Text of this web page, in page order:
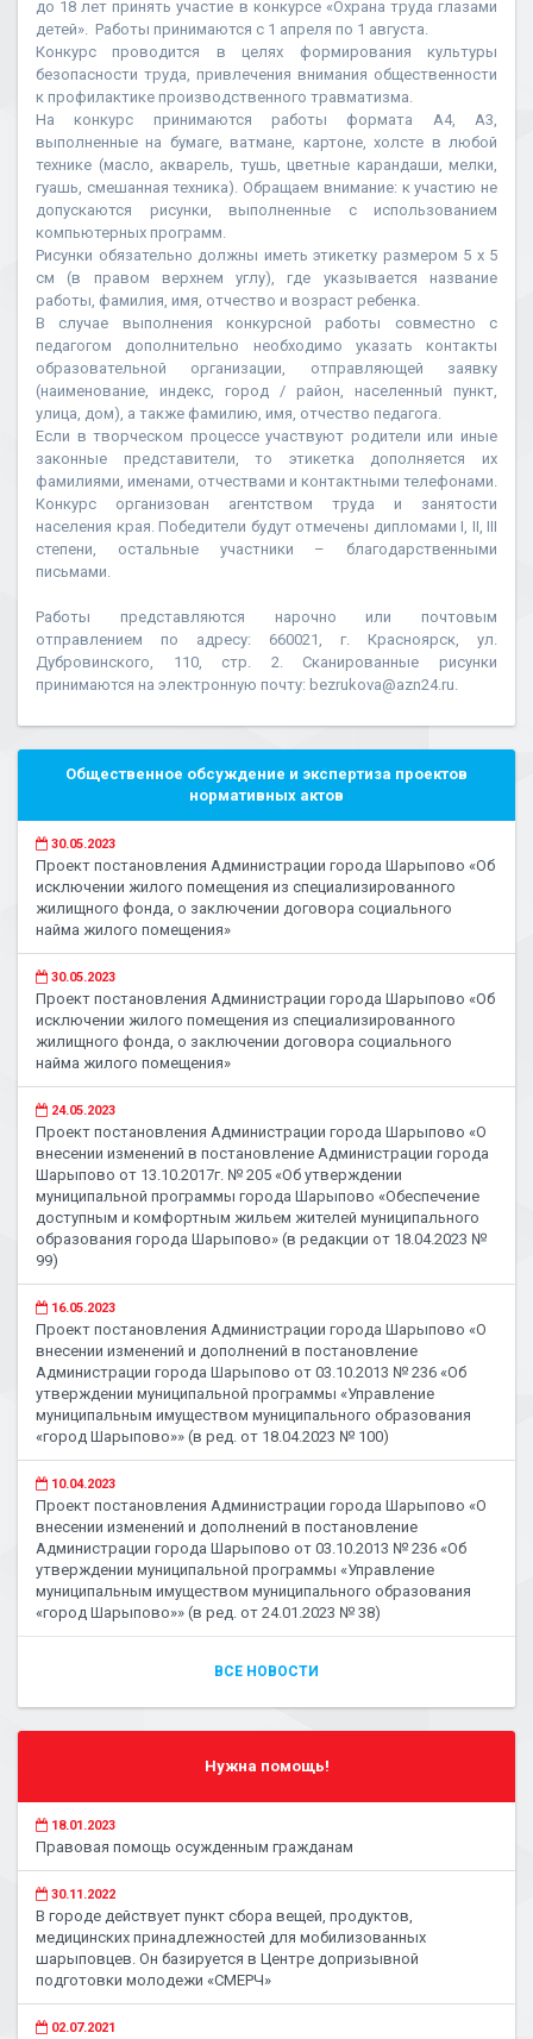
до 18 лет принять участие в конкурсе «Охрана труда глазами
детей». Работы принимаются с 1 апреля по 1 августа.
Конкурс проводится в целях формирования культуры
безопасности труда, привлечения внимания общественности
к профилактике производственного травматизма.
На конкурс принимаются работы формата А4, А3,
выполненные на бумаге, ватмане, картоне, холсте в любой
технике (масло, акварель, тушь, цветные карандаши, мелки,
гуашь, смешанная техника). Обращаем внимание: к участию не
допускаются рисунки, выполненные с использованием
компьютерных программ.
Рисунки обязательно должны иметь этикетку размером 5 х 5
см (в правом верхнем углу), где указывается название
работы, фамилия, имя, отчество и возраст ребенка.
В случае выполнения конкурсной работы совместно с
педагогом дополнительно необходимо указать контакты
образовательной организации, отправляющей заявку
(наименование, индекс, город / район, населенный пункт,
улица, дом), а также фамилию, имя, отчество педагога.
Если в творческом процессе участвуют родители или иные
законные представители, то этикетка дополняется их
фамилиями, именами, отчествами и контактными телефонами.
Конкурс организован агентством труда и занятости
населения края. Победители будут отмечены дипломами I, II, III
степени, остальные участники – благодарственными
письмами.
Работы представляются нарочно или почтовым
отправлением по адресу: 660021, г. Красноярск, ул.
Дубровинского, 110, стр. 2. Сканированные рисунки
принимаются на электронную почту: bezrukova@azn24.ru.
Общественное обсуждение и экспертиза проектов
нормативных актов
30.05.2023
Проект постановления Администрации города Шарыпово «Об
исключении жилого помещения из специализированного
жилищного фонда, о заключении договора социального
найма жилого помещения»
30.05.2023
Проект постановления Администрации города Шарыпово «Об
исключении жилого помещения из специализированного
жилищного фонда, о заключении договора социального
найма жилого помещения»
24.05.2023
Проект постановления Администрации города Шарыпово «О
внесении изменений в постановление Администрации города
Шарыпово от 13.10.2017г. № 205 «Об утверждении
муниципальной программы города Шарыпово «Обеспечение
доступным и комфортным жильем жителей муниципального
образования города Шарыпово» (в редакции от 18.04.2023 №
99)
16.05.2023
Проект постановления Администрации города Шарыпово «О
внесении изменений и дополнений в постановление
Администрации города Шарыпово от 03.10.2013 № 236 «Об
утверждении муниципальной программы «Управление
муниципальным имуществом муниципального образования
«город Шарыпово»» (в ред. от 18.04.2023 № 100)
10.04.2023
Проект постановления Администрации города Шарыпово «О
внесении изменений и дополнений в постановление
Администрации города Шарыпово от 03.10.2013 № 236 «Об
утверждении муниципальной программы «Управление
муниципальным имуществом муниципального образования
«город Шарыпово»» (в ред. от 24.01.2023 № 38)
ВСЕ НОВОСТИ
Нужна помощь!
18.01.2023
Правовая помощь осужденным гражданам
30.11.2022
В городе действует пункт сбора вещей, продуктов,
медицинских принадлежностей для мобилизованных
шарыповцев. Он базируется в Центре допризывной
подготовки молодежи «СМЕРЧ»
02.07.2021